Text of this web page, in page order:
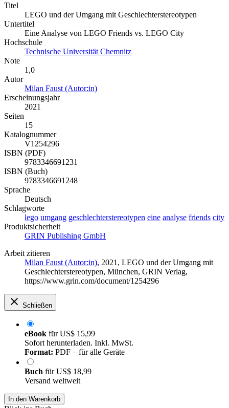
Titel
LEGO und der Umgang mit Geschlechterstereotypen
Untertitel
Eine Analyse von LEGO Friends vs. LEGO City
Hochschule
Technische Universität Chemnitz
Note
1,0
Autor
Milan Faust (Autor:in)
Erscheinungsjahr
2021
Seiten
15
Katalognummer
V1254296
ISBN (PDF)
9783346691231
ISBN (Buch)
9783346691248
Sprache
Deutsch
Schlagworte
lego umgang geschlechterstereotypen eine analyse friends city
Produktsicherheit
GRIN Publishing GmbH
Arbeit zitieren
Milan Faust (Autor:in), 2021, LEGO und der Umgang mit
Geschlechterstereotypen, München, GRIN Verlag,
https://www.grin.com/document/1254296
Schließen
eBook fürUS$ 15,99
Sofort herunterladen. Inkl. MwSt.
Format: PDF – für alle Geräte
Buch fürUS$ 18,99
Versand weltweit
In den Warenkorb